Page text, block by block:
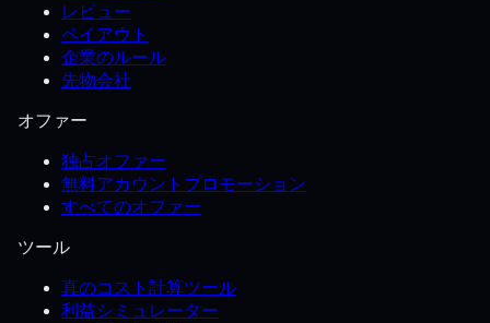
レビュー
ペイアウト
企業のルール
先物会社
オファー
独占オファー
無料アカウントプロモーション
すべてのオファー
ツール
真のコスト計算ツール
利益シミュレーター